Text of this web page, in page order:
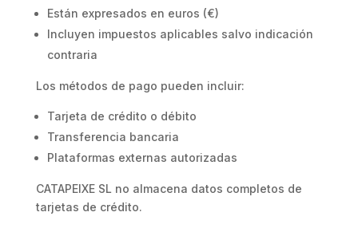
Están expresados en euros (€)
Incluyen impuestos aplicables salvo indicación
contraria
Los métodos de pago pueden incluir:
Tarjeta de crédito o débito
Transferencia bancaria
Plataformas externas autorizadas
CATAPEIXE SL no almacena datos completos de
tarjetas de crédito.